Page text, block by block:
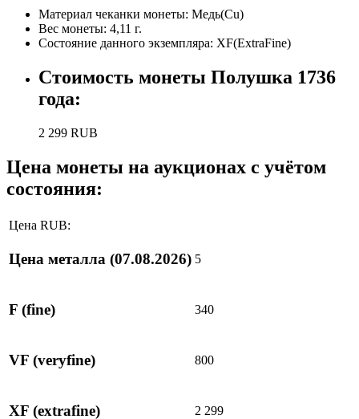
Материал чеканки монеты: Медь(Cu)
Вес монеты: 4,11 г.
Состояние данного экземпляра: XF(ExtraFine)
Стоимость монеты Полушка 1736
года:
2 299 RUB
Цена монеты на аукционах с учётом
состояния:
Цена RUB:
Цена металла (07.08.2026) 5
F (fine) 340
VF (veryfine) 800
XF (extrafine) 2 299